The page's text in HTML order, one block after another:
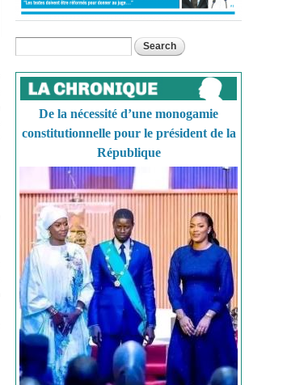
Search form
De la nécessité d’une monogamie
constitutionnelle pour le président de la
République